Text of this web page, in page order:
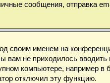
сообщения, отправка
своим именем на
вам не приходилось
компьютере, например в
отключил эту функцию.